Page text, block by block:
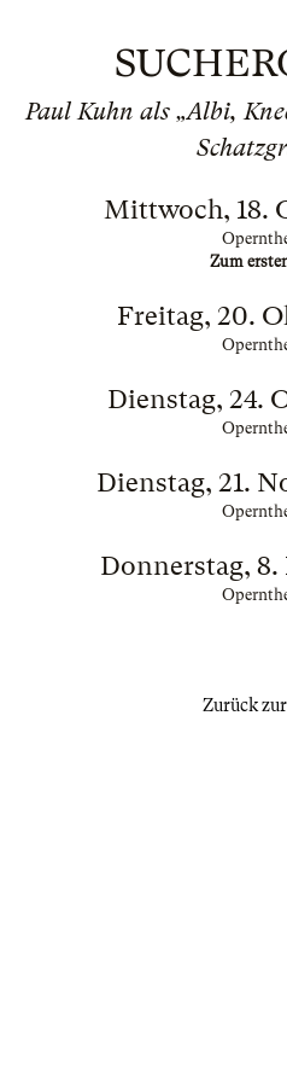
Paul Kuhn als „Albi,
Mittwoch, 18.
Zum
Freitag, 20.
Dienstag, 24.
Dienstag, 21.
Donnerstag, 8.
Zurück